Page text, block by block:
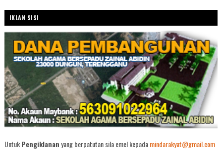
IKLAN SISI
UntukPengiklananyang berpatutan sila emel kepadamindarakyat@gmail.com